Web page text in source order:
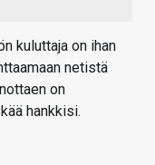
kuluttaja on ihan
netistä
on
hankkisi.